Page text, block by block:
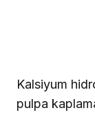
Kalsiyum
pulpa